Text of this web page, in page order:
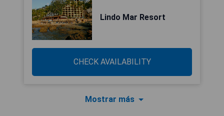
Lindo Mar Resort
CHECK AVAILABILITY
Mostrar más